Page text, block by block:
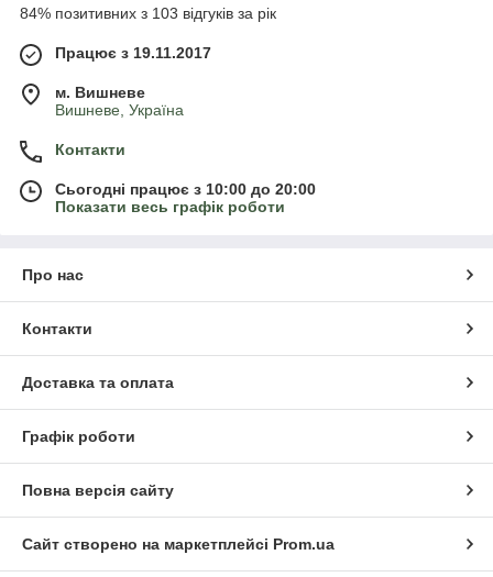
84% позитивних з 103 відгуків за рік
Працює з 19.11.2017
м. Вишневе
Вишневе, Україна
Контакти
Сьогодні працює з 10:00 до 20:00
Показати весь графік роботи
Про нас
Контакти
Доставка та оплата
Графік роботи
Повна версія сайту
Сайт створено на маркетплейсі Prom.ua